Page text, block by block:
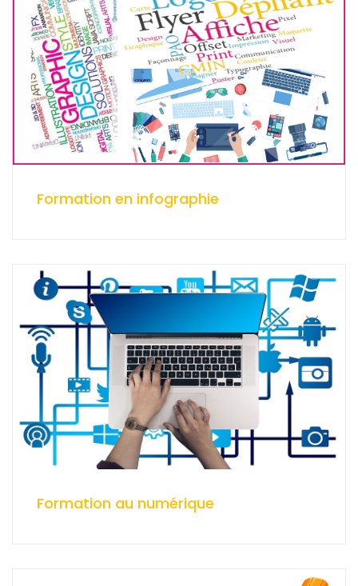
Formation en infographie
Formation au numérique